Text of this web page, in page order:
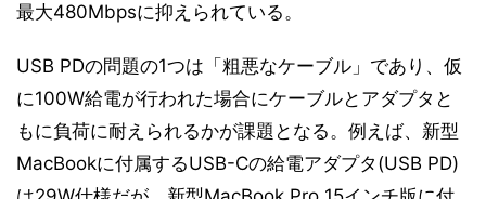
最大480Mbpsに抑えられている。
USB PDの問題の1つは「粗悪なケーブル」であり、仮
に100W給電が行われた場合にケーブルとアダプタと
もに負荷に耐えられるかが課題となる。例えば、新型
MacBookに付属するUSB-Cの給電アダプタ(USB PD)